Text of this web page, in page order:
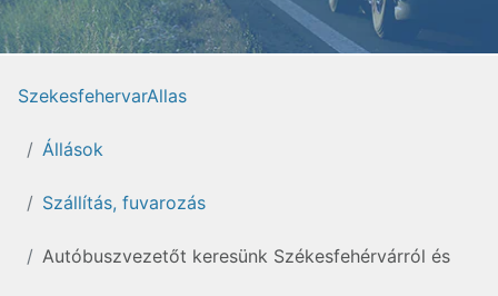
SzekesfehervarAllas
Állások
Szállítás, fuvarozás
Autóbuszvezetőt keresünk Székesfehérvárról és